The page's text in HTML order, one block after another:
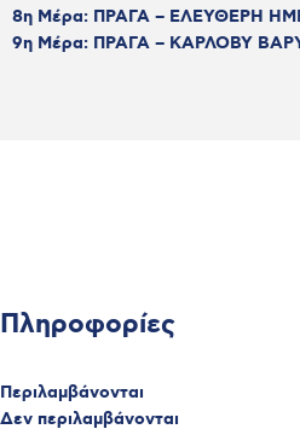
8η Μέρα: ΠΡΑΓΑ – ΕΛΕΥΘΕΡΗ
9η Μέρα: ΠΡΑΓΑ – ΚΑΡΛΟΒΥ
Πληροφορίες
Περιλαμβάνονται
Δεν περιλαμβάνονται